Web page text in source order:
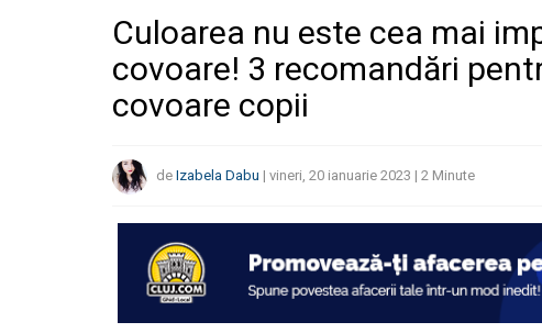
Culoarea nu este cea mai
covoare! 3 recomandări
covoare copii
de Izabela Dabu | vineri, 20 ianuarie 2023 | 2 Minute